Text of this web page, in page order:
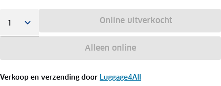
Online uitverkocht
Alleen online
Verkoop en verzending door Luggage4All